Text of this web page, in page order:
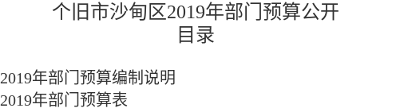
个旧市沙甸区2019年部门预算公开
目录
2019年部门预算编制说明
2019年部门预算表